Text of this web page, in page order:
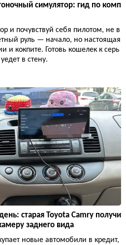
симулятор: гид по комп
и почувствуй себя пилотом, не в
руль — начало, но настоящая
и кокпите. Готовь кошелек к серь
в стену.
старая Toyota Camry получи
заднего вида
новые автомобили в кредит,